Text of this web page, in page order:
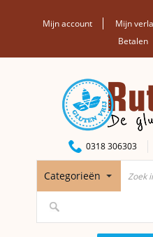
Mijn account Mijn
Betalen
0318 306303
Categorieën